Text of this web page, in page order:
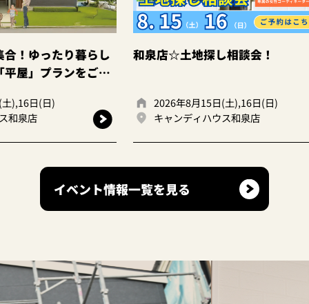
し
ご提
和泉店☆土地探し相談会！
2026年8月15日(土),16日(日)
キャンディハウス和泉店
イベント情報一覧を見る